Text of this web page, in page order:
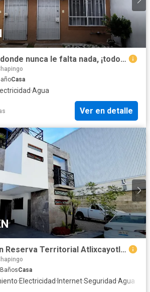
Vive en un lugar donde nunca le falta nada, ¡todo está a un paso!
Casa
·Agua
Ver en detalle
Casa en Renta en Reserva Territorial Atlixcayotl Puebla
BañosCasa
·Electricidad· Internet·Seguridad·Agua